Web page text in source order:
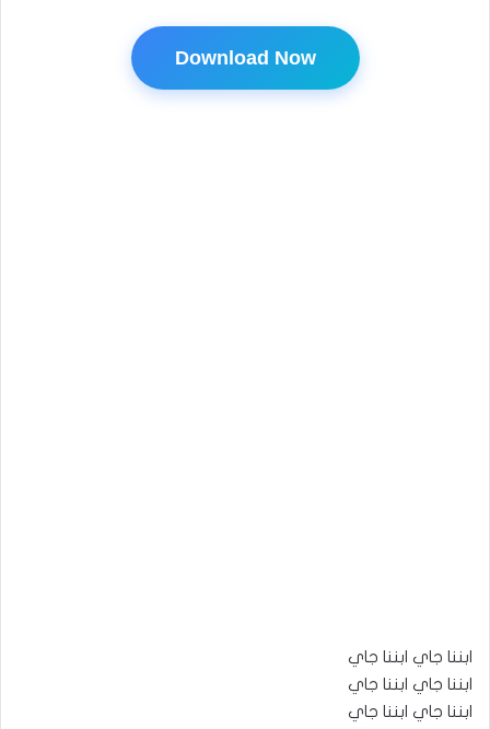
Download Now
ابننا جاي ابننا جاي
ابننا جاي ابننا جاي
ابننا جاي ابننا جاي